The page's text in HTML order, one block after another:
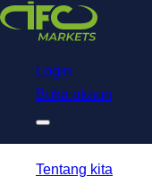
NetTradeX for IFC Markets
Trading App
Login
Buka akaun
Tentang kita